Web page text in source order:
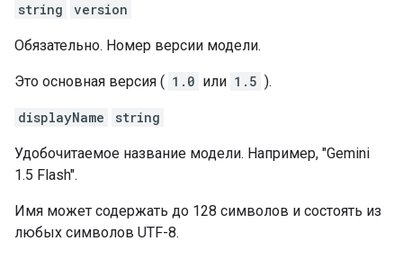
string
version
Обязательно. Номер версии модели.
Это основная версия ( 1.0 или 1.5 ).
displayName string
Удобочитаемое название модели. Например, "Gemini
1.5 Flash".
Имя может содержать до 128 символов и состоять из
любых символов UTF-8.